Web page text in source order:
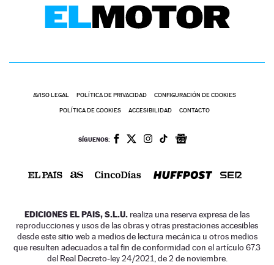
AVISO LEGAL POLÍTICA DE PRIVACIDAD CONFIGURACIÓN DE COOKIES
POLÍTICA DE COOKIES ACCESIBILIDAD CONTACTO
SÍGUENOS:
EDICIONES EL PAIS, S.L.U. realiza una reserva expresa de las
reproducciones y usos de las obras y otras prestaciones accesibles
desde este sitio web a medios de lectura mecánica u otros medios
que resulten adecuados a tal fin de conformidad con el artículo 67.3
del Real Decreto-ley 24/2021, de 2 de noviembre.